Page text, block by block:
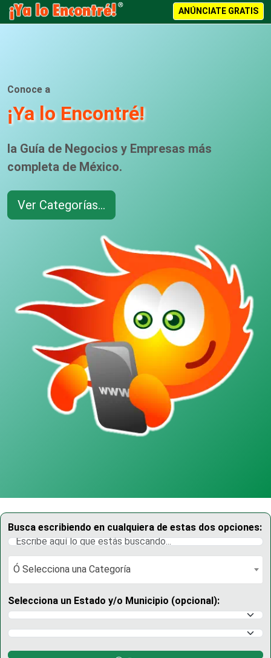
ANÚNCIATE GRATIS
Conoce a
¡Ya lo Encontré!
la Guía de Negocios y Empresas más
completa de México.
Ver Categorías...
Busca escribiendo en cualquiera de estas dos opciones:
Ó Selecciona una Categoría
Ó Selecciona una Categoría
Selecciona un Estado y/o Municipio (opcional):
Selecciona un Estado
Selecciona un Municipio